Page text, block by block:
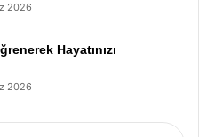
2026
Hayatınızı
2026